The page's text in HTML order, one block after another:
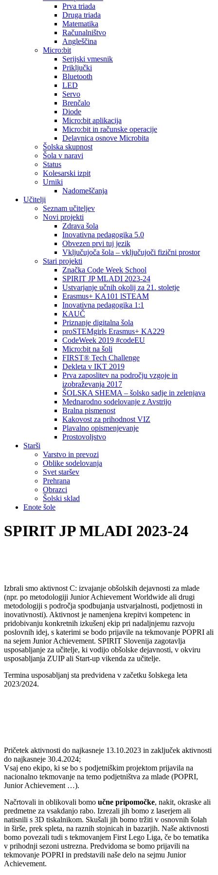
Prva triada
Druga triada
Matematika
Računalništvo
Angleščina
Micro:bit
Serijski vmesnik
Priključki
Bluetooth
LED
Servo
Brenčalo
Diode
Micro:bit aplikacija
Micro:bit in računske operacije
Delavnica osnove Microbita
Šolska skupnost
Šola v naravi
Status
Kolesarski izpit
Urniki
Nadomeščanja
Učitelji
Seznam učiteljev
Novi projekti
Zdrava šola
Inovativna pedagogika 5.0
Obvezen prvi tuj jezik
Vključujoča šola – vključujoči fizični prostor
Stari projekti
Značka Code Week School
SPIRIT JP MLADI 2023-24
Ustvarjanje učnih okolij za 21. stoletje
Erasmus+ KA101 lSTEAM
Inovativna pedagogika 1:1
KAUČ
Priznanje digitalna šola
proSTEMgirls Erasmus+ KA229
CodeWeek 2019 #codeEU
Micro:bit na šoli
FIRST® Tech Challenge
Dekleta v IKT 2019
Prva zaposlitev na področju vzgoje in
izobraževanja 2017
ŠOLSKA SHEMA – šolsko sadje in zelenjava
Mednarodno sodelovanje z Avstrijo
Bralna pismenost
Kakovost za prihodnost VIZ
Plavalno opismenjevanje
Prostovoljstvo
Starši
Varstvo in prevozi
Oblike sodelovanja
Svet staršev
Prehrana
Obrazci
Šolski sklad
Enote šole
SPIRIT JP MLADI 2023-24
Izbrali smo aktivnost C: izvajanje obšolskih dejavnosti za mlade
(npr. po metodologiji Junior Achievement Worldwide ali drugi
metodologiji s področja spodbujanja ustvarjalnosti, podjetnosti in
inovativnosti). Aktivnost je namenjena krepitvi kompetenc in
pridobivanju konkretnih izkušenj ekip pri nadaljnjemu razvoju
poslovnih idej, s katerimi se bodo prijavile na tekmovanje POPRI ali
na sejem Junior Achievement. SPIRIT Slovenija zagotavlja
usposabljanje za učitelje, ki vodijo obšolske dejavnosti, v okviru
usposabljanja ZUIP ali Start-up vikenda za učitelje.
Termina usposabljanj sta predvidena v začetku šolskega leta
2023/2024.
Pričetek aktivnosti do najkasneje 13.10.2023 in zaključek aktivnosti
do najkasneje 30.4.2024;
Vsaj eno ekipo, ki se bo s podjetniškim projektom prijavila na
nacionalno tekmovanje na temo podjetništva za mlade (POPRI,
Junior Achievement …).
Načrtovali in oblikovali bomo učne pripomočke, nakit, okraske ali
predmetne za vsakdanjo rabo. Izrezali jih bomo z laserjem ali
natisnili s 3D tiskalnikom. Skušali jih bomo tržiti v osnovnih šolah
in širše, prek spleta, na raznih stojnicah in bazarjih. Naše aktivnosti
bomo povezali tudi s tekmovanjem First Lego Liga, če bo tematika
v prihodnji sezoni ustrezna. Predvidoma se bomo prijavili na
tekmovanje POPRI in predstavili naše delo na sejmu Junior
Achievement.